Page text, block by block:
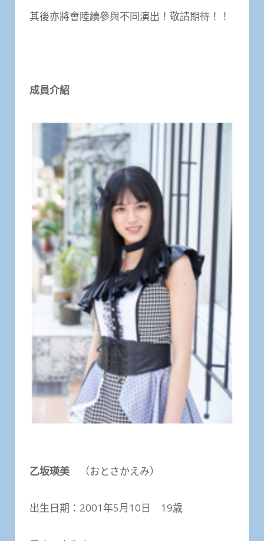
其後亦將會陸續參與不同演出！敬請期待！！
成員介紹
乙坂瑛美 （おとさかえみ）
出生日期：2001年5月10日 19歳